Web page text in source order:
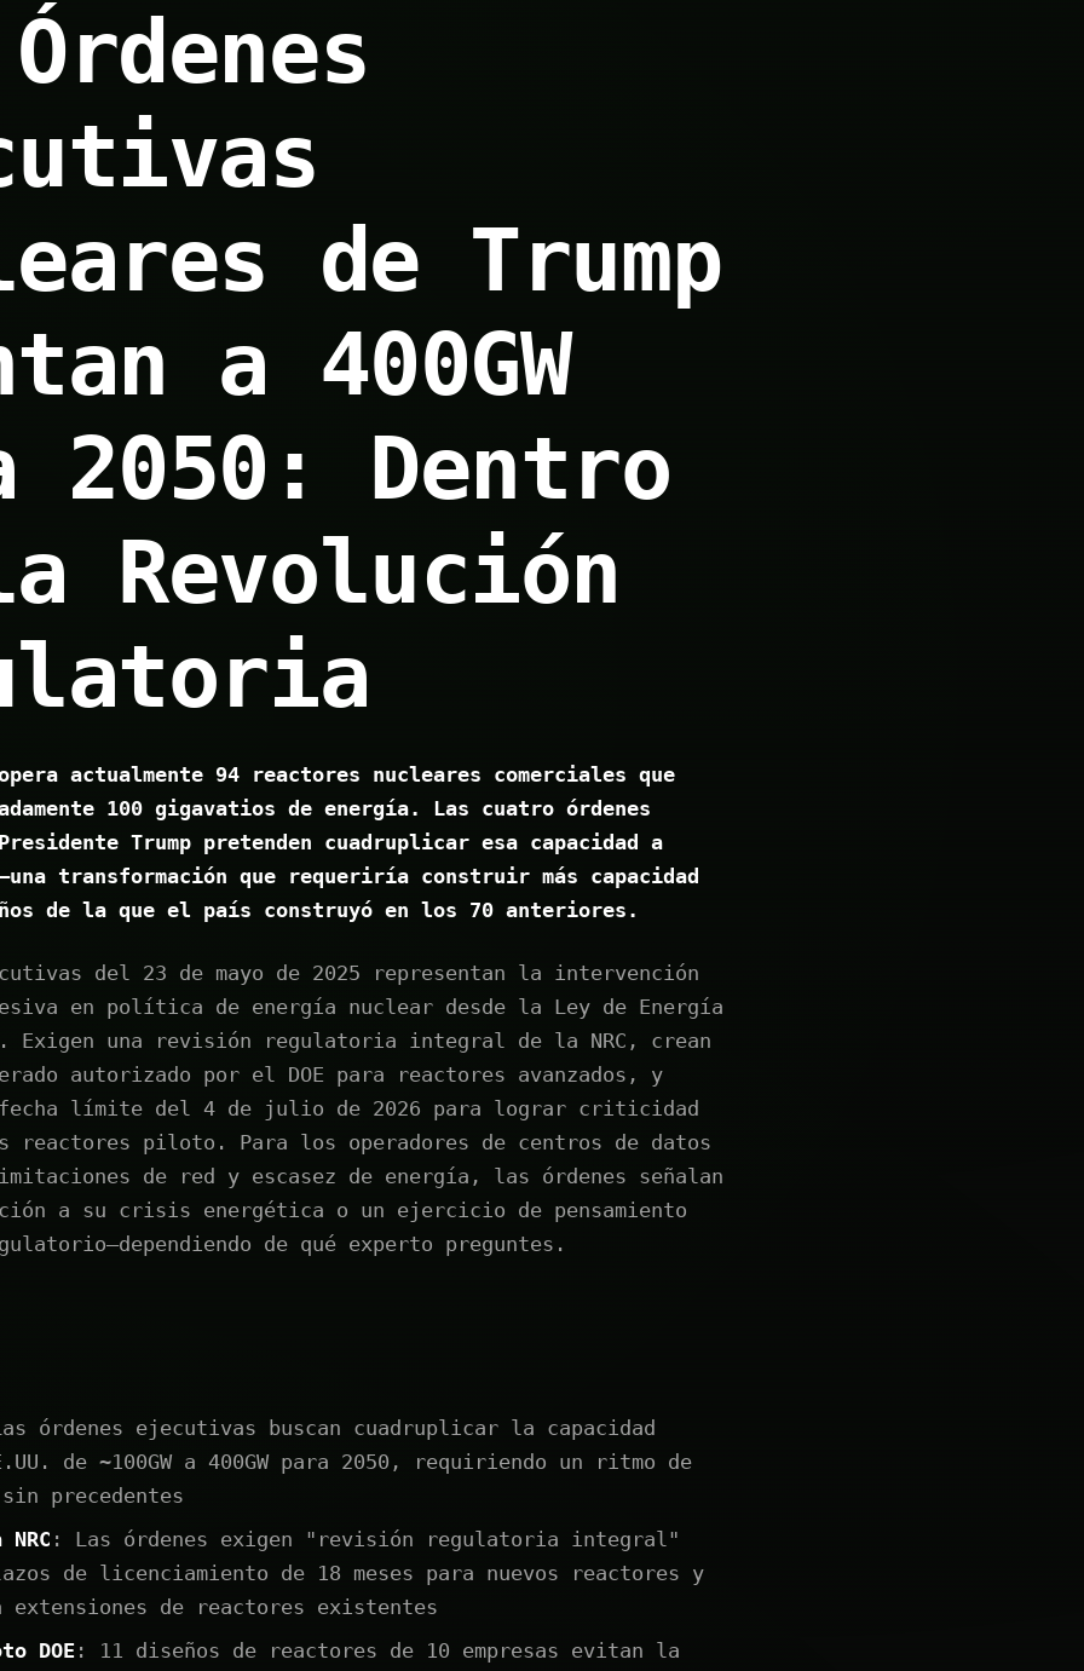
de Trump
a 400GW
2050: Dentro
Revolución
actualmente 94 reactores nucleares comerciales que
100 gigavatios de energía. Las cuatro órdenes
Trump pretenden cuadruplicar esa capacidad a
transformación que requeriría construir más capacidad
de la que el país construyó en los 70 anteriores.
del 23 de mayo de 2025 representan la intervención
en política de energía nuclear desde la Ley de Energía
Exigen una revisión regulatoria integral de la NRC, crean
autorizado por el DOE para reactores avanzados, y
fecha límite del 4 de julio de 2026 para lograr criticidad
reactores piloto. Para los operadores de centros de datos
de red y escasez de energía, las órdenes señalan
a su crisis energética o un ejercicio de pensamiento
de qué experto preguntes.
órdenes ejecutivas buscan cuadruplicar la capacidad
de ~100GW a 400GW para 2050, requiriendo un ritmo de
precedentes
: Las órdenes exigen "revisión regulatoria integral"
de licenciamiento de 18 meses para nuevos reactores y
extensiones de reactores existentes
DOE : 11 diseños de reactores de 10 empresas evitan la